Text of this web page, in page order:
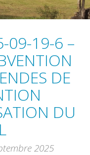
09-19-6 –
DE
DU
2025